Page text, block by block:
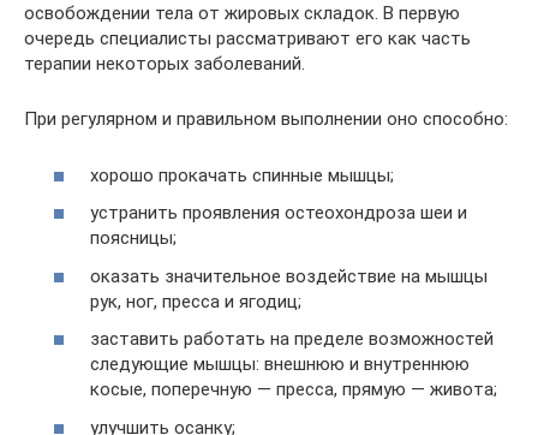
освобождении тела от жировых складок. В первую
очередь специалисты рассматривают его как часть
терапии некоторых заболеваний.
При регулярном и правильном выполнении оно способно:
хорошо прокачать спинные мышцы;
устранить проявления остеохондроза шеи и
поясницы;
оказать значительное воздействие на мышцы
рук, ног, пресса и ягодиц;
заставить работать на пределе возможностей
следующие мышцы: внешнюю и внутреннюю
косые, поперечную — пресса, прямую — живота;
улучшить осанку;